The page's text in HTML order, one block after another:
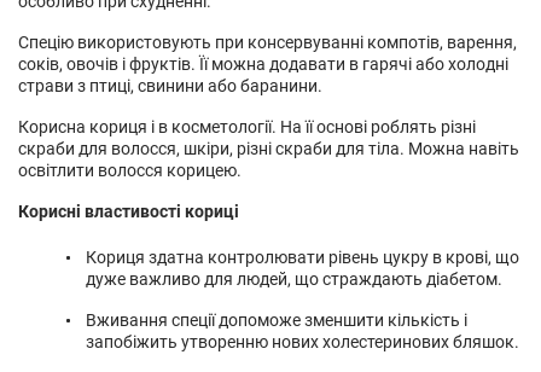
Спецію використовують при консервуванні компотів, варення,
соків, овочів і фруктів. Її можна додавати в гарячі або холодні
страви з птиці, свинини або баранини.
Корисна кориця і в косметології. На її основі роблять різні
скраби для волосся, шкіри, різні скраби для тіла. Можна навіть
освітлити волосся корицею.
Корисні властивості кориці
Кориця здатна контролювати рівень цукру в крові, що
дуже важливо для людей, що страждають діабетом.
Вживання спеції допоможе зменшити кількість і
запобіжить утворенню нових холестеринових бляшок.